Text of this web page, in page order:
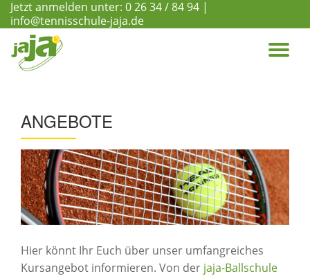
content
Jetzt anmelden unter: 0 26 34 / 84 94 |
info@tennisschule-jaja.de
ANGEBOTE
Hier könnt Ihr Euch über unser umfangreiches
Kursangebot informieren. Von der jaja-Ballschule